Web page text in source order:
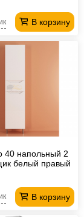
В корзину
40 напольный 2
белый правый
В корзину